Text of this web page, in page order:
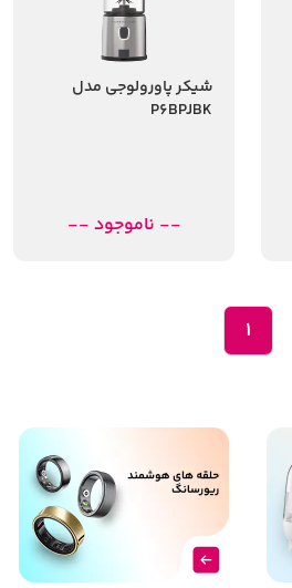
شیکر پاورولوجی مدل
P6BPJBK
-- ناموجود --
1